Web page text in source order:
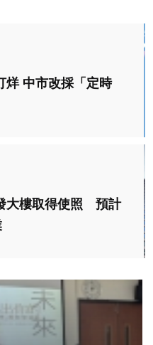
烊 中市改採「定時
大樓取得使照 預計